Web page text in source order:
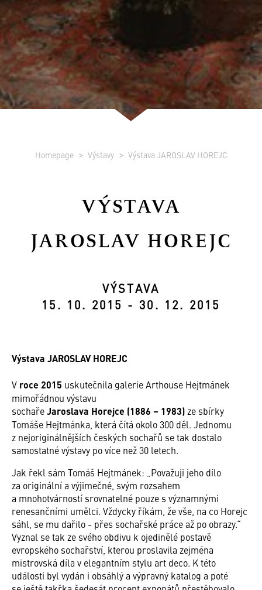
Homepage Výstavy Výstava JAROSLAV HOREJC
VÝSTAVA
JAROSLAV HOREJC
VÝSTAVA
15. 10. 2015 - 30. 12. 2015
Výstava JAROSLAV HOREJC
V roce 2015 uskutečnila galerie Arthouse Hejtmánek
mimořádnou výstavu
sochařeJaroslava Horejce (1886 – 1983) ze sbírky
Tomáše Hejtmánka, která čítá okolo 300 děl. Jednomu
z nejoriginálnějších českých sochařů se tak dostalo
samostatné výstavy po více než 30 letech.
Jak řekl sám Tomáš Hejtmánek: „Považuji jeho dílo
za originální a výjimečné, svým rozsahem
a mnohotvárností srovnatelné pouze s významnými
renesančními umělci. Vždycky říkám, že vše, na co Horejc
sáhl, se mu dařilo - přes sochařské práce až po obrazy.“
Vyznal se tak ze svého obdivu k ojedinělé postavě
evropského sochařství, kterou proslavila zejména
mistrovská díla v elegantním stylu art deco. K této
události byl vydán i obsáhlý a výpravný katalog a poté